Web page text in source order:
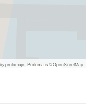
protomaps Protomaps©OpenStreetMap